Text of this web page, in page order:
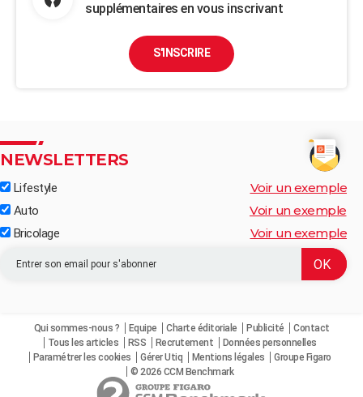
supplémentaires en vous inscrivant
S'INSCRIRE
NEWSLETTERS
Lifestyle Voir un exemple
Auto Voir un exemple
Bricolage Voir un exemple
Qui sommes-nous ? Equipe Charte éditoriale Publicité
Contact
Tous les articles
RSS Recrutement
Données personnelles
Paramétrer les cookies
Gérer Utiq Mentions légales
Groupe Figaro
© 2026 CCM Benchmark